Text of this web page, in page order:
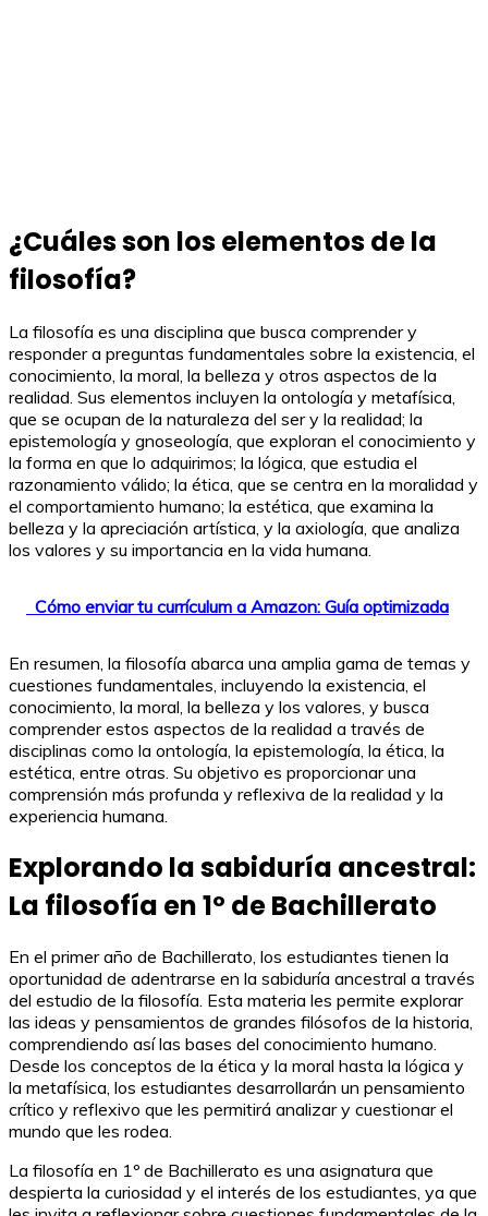
¿Cuáles son los elementos de la
filosofía?
La filosofía es una disciplina que busca comprender y
responder a preguntas fundamentales sobre la existencia, el
conocimiento, la moral, la belleza y otros aspectos de la
realidad. Sus elementos incluyen la ontología y metafísica,
que se ocupan de la naturaleza del ser y la realidad; la
epistemología y gnoseología, que exploran el conocimiento y
la forma en que lo adquirimos; la lógica, que estudia el
razonamiento válido; la ética, que se centra en la moralidad y
el comportamiento humano; la estética, que examina la
belleza y la apreciación artística, y la axiología, que analiza
los valores y su importancia en la vida humana.
Cómo enviar tu currículum a Amazon: Guía optimizada
En resumen, la filosofía abarca una amplia gama de temas y
cuestiones fundamentales, incluyendo la existencia, el
conocimiento, la moral, la belleza y los valores, y busca
comprender estos aspectos de la realidad a través de
disciplinas como la ontología, la epistemología, la ética, la
estética, entre otras. Su objetivo es proporcionar una
comprensión más profunda y reflexiva de la realidad y la
experiencia humana.
Explorando la sabiduría ancestral:
La filosofía en 1º de Bachillerato
En el primer año de Bachillerato, los estudiantes tienen la
oportunidad de adentrarse en la sabiduría ancestral a través
del estudio de la filosofía. Esta materia les permite explorar
las ideas y pensamientos de grandes filósofos de la historia,
comprendiendo así las bases del conocimiento humano.
Desde los conceptos de la ética y la moral hasta la lógica y
la metafísica, los estudiantes desarrollarán un pensamiento
crítico y reflexivo que les permitirá analizar y cuestionar el
mundo que les rodea.
La filosofía en 1º de Bachillerato es una asignatura que
despierta la curiosidad y el interés de los estudiantes, ya que